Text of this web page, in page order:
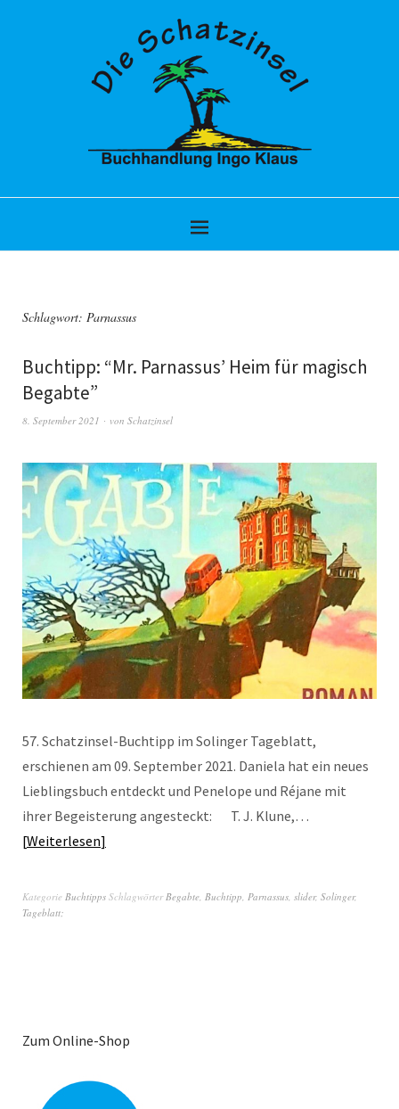
Schlagwort: Parnassus
Buchtipp: “Mr. Parnassus’ Heim für magisch
Begabte”
8. September 2021 von Schatzinsel
57. Schatzinsel-Buchtipp im Solinger Tageblatt,
erschienen am 09. September 2021. Daniela hat ein neues
Lieblingsbuch entdeckt und Penelope und Réjane mit
ihrer Begeisterung angesteckt: T. J. Klune,…
Weiterlesen
Kategorie Buchtipps SchlagwörterBegabte, Buchtipp, Parnassus, slider, Solinger,
Tageblatt;
Zum Online-Shop